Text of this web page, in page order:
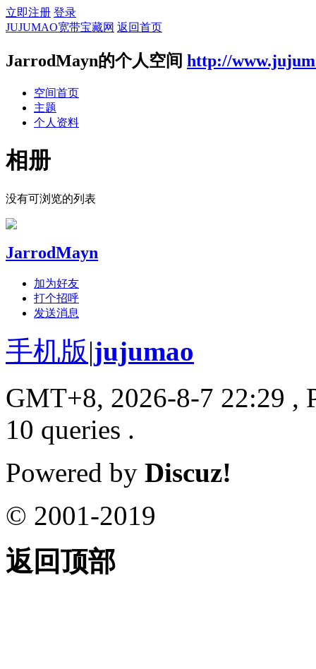
立即注册 登录
JUJUMAO宽带宝藏网 返回首页
JarrodMayn的个人空间 http://
空间首页
主题
个人资料
相册
没有可浏览的列表
JarrodMayn
加为好友
打个招呼
发送消息
手机版|jujumao
GMT+8, 2026-8-7 22:29 ,
10 queries .
Powered by Discuz!
© 2001-2019
返回顶部